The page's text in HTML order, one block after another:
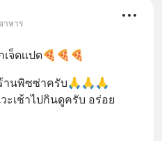
าหาร
จ็ดเเปด🍕🍕🍕
านพิซซ่าครับ🙏🙏🙏
ะเช้าไปกินดูครับ อร่อย